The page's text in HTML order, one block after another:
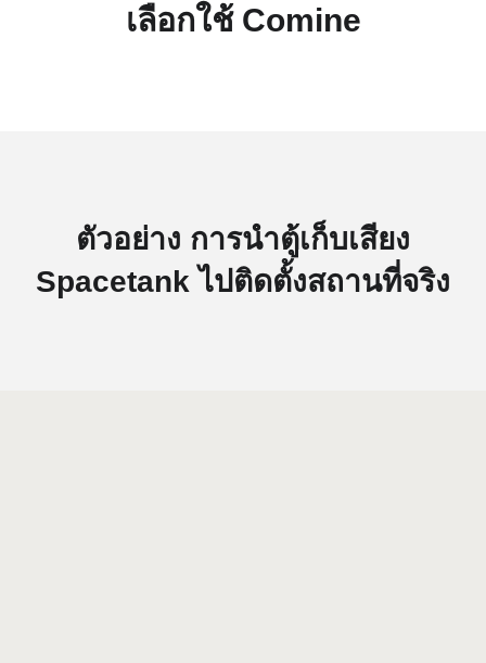
เลือกใช้ Comine
ตัวอย่าง การนำตู้เก็บเสียง
Spacetank ไปติดตั้งสถานที่จริง